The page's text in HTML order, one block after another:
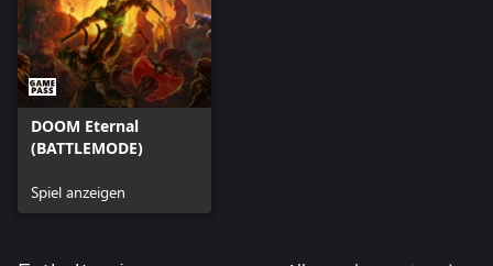
DOOM Eternal
(BATTLEMODE)
Spiel anzeigen